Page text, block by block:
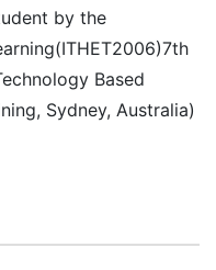
by the
Based
Sydney, Australia)